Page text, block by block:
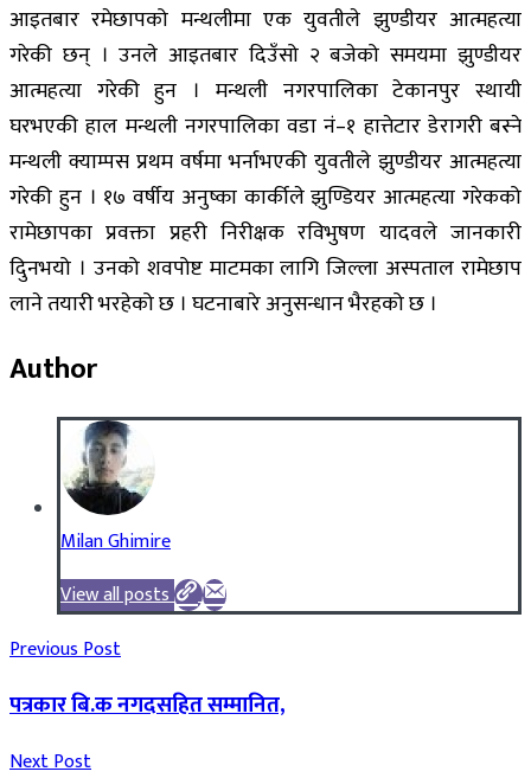
आइतबार रमेछापको मन्थलीमा एक युवतीले झुण्डीयर आत्महत्या
गरेकी छन् । उनले आइतबार दिउँसो २ बजेको समयमा झुण्डीयर
आत्महत्या गरेकी हुन । मन्थली नगरपालिका टेकानपुर स्थायी
घरभएकी हाल मन्थली नगरपालिका वडा नं–१ हात्तेटार डेरागरी बस्ने
मन्थली क्याम्पस प्रथम वर्षमा भर्नाभएकी युवतीले झुण्डीयर आत्महत्या
गरेकी हुन । १७ वर्षीय अनुष्का कार्कीले झुण्डियर आत्महत्या गरेकको
रामेछापका प्रवक्ता प्रहरी निरीक्षक रविभुषण यादवले जानकारी
दिुनभयो । उनको शवपोष्ट माटमका लागि जिल्ला अस्पताल रामेछाप
लाने तयारी भरहेको छ । घटनाबारे अनुसन्धान भैरहको छ ।
Author
Milan Ghimire
View all posts
Previous Post
पत्रकार बि.क नगदसहित सम्मानित,
Next Post